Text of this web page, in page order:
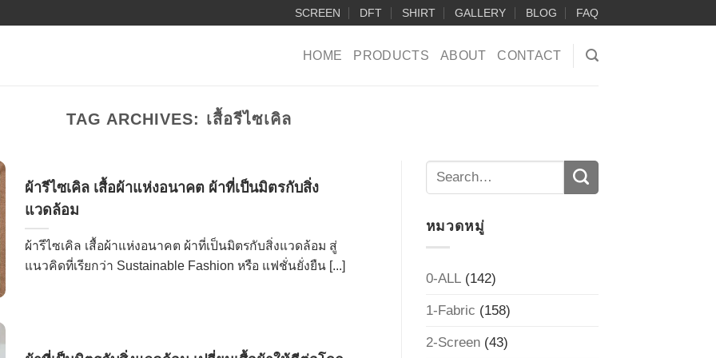
SCREEN DFT SHIRT GALLERY BLOG FAQ
HOME PRODUCTS ABOUT CONTACT
TAG ARCHIVES: เสื้อรีไซเคิล
ผ้ารีไซเคิล เสื้อผ้าแห่งอนาคต ผ้าที่เป็นมิตรกับสิ่ง
แวดล้อม
ผ้ารีไซเคิล เสื้อผ้าแห่งอนาคต ผ้าที่เป็นมิตรกับสิ่งแวดล้อม สู่
แนวคิดที่เรียกว่า Sustainable Fashion หรือ แฟชั่นยั่งยืน [...]
หมวดหมู่
0-ALL(142)
1-Fabric (158)
2-Screen(43)